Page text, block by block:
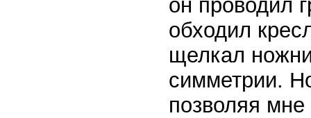
он проводил
обходил
щелкал
симметрии.
позволяя мне